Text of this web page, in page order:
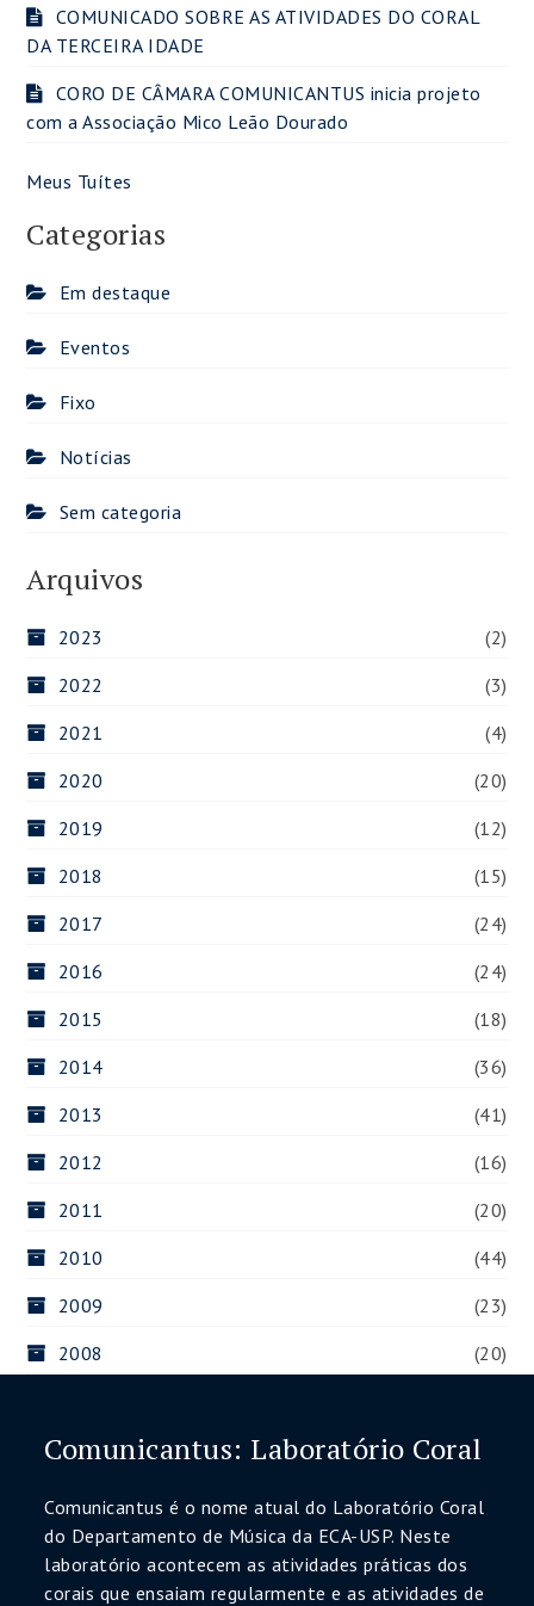
COMUNICADO SOBRE AS ATIVIDADES DO CORAL
DA TERCEIRA IDADE
CORO DE CÂMARA COMUNICANTUS inicia projeto
com a Associação Mico Leão Dourado
Meus Tuítes
Categorias
Em destaque
Eventos
Fixo
Notícias
Sem categoria
Arquivos
2023
(2)
2022
(3)
2021
(4)
2020
(20)
2019
(12)
2018
(15)
2017
(24)
2016
(24)
2015
(18)
2014
(36)
2013
(41)
2012
(16)
2011
(20)
2010
(44)
2009
(23)
2008
(20)
Comunicantus: Laboratório Coral
Comunicantus é o nome atual do Laboratório Coral
do Departamento de Música da ECA-USP. Neste
laboratório acontecem as atividades práticas dos
corais que ensaiam regularmente e as atividades de